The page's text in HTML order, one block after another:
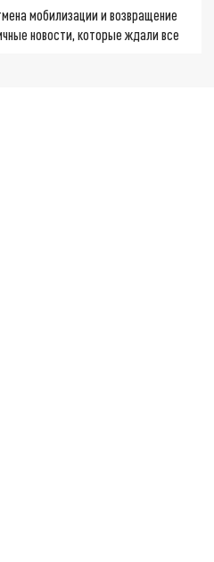
мобилизации и возвращение
новости, которые ждали все